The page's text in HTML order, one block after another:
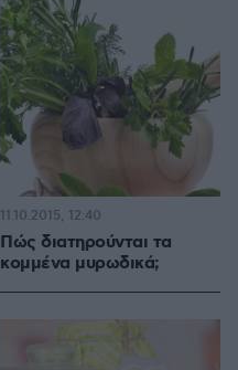
Πώς διατηρούνται τα
κομμένα μυρωδικά;
11.10.2015, 12:40